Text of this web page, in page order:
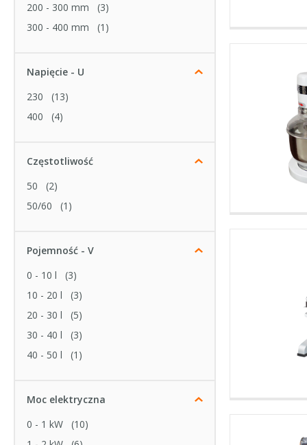
200 - 300 mm
(3)
300 - 400 mm
(1)
Napięcie - U
230
(13)
400
(4)
Częstotliwość
50
(2)
50/60
(1)
Pojemność - V
0 - 10 l
(3)
10 - 20 l
(3)
20 - 30 l
(5)
30 - 40 l
(3)
40 - 50 l
(1)
Moc elektryczna
0 - 1 kW
(10)